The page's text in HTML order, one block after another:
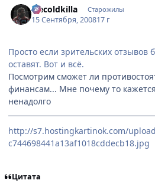
Icecoldkilla Старожилы
15 Сентября, 200817 г
Просто если зрительских отзывов
оставят. Вот и всё.
Посмотрим сможет ли
финансам... Мне почему то
ненадолго
http://s7.hostingkartinok.com/
c744698441a13af1018cddecb18.jpg
Цитата